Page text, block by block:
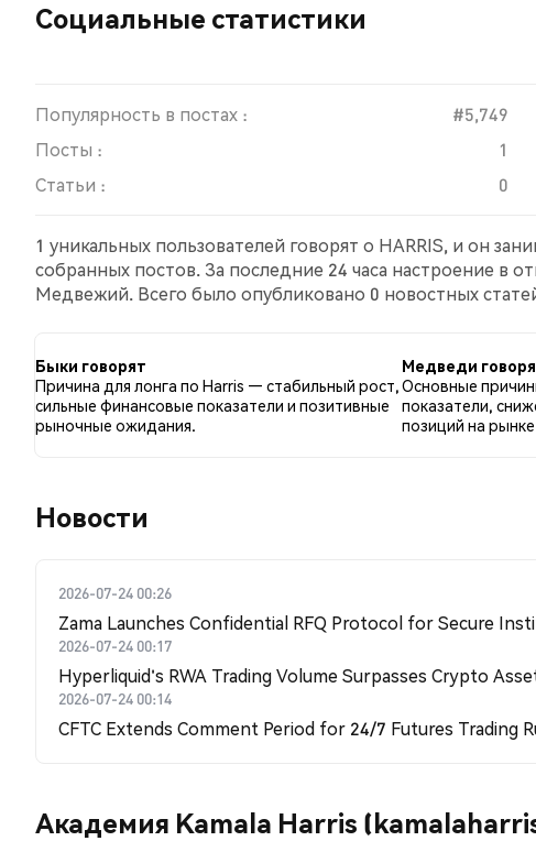
Социальные статистики
Популярность в постах : #5,749
Посты :
1
Статьи :
0
1 уникальных пользователей говорят о HARRIS, и он
собранных постов. За последние 24 часа настроение в
Медвежий. Всего было опубликовано 0 новостных
Быки говорят
Причина для лонга по Harris — стабильный рост,
сильные финансовые показатели и позитивные
рыночные ожидания.
Медведи
Основные
показатели,
позиций на
Новости
2026-07-24 00:26
Zama Launches Confidential RFQ Protocol for Secure
2026-07-24 00:17
Hyperliquid's RWA Trading Volume Surpasses Crypto
2026-07-24 00:14
CFTC Extends Comment Period for 24/7 Futures Trading
Академия Kamala Harris